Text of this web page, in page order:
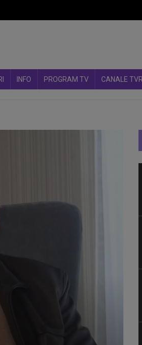
INFO PROGRAM TV CANALE TVR